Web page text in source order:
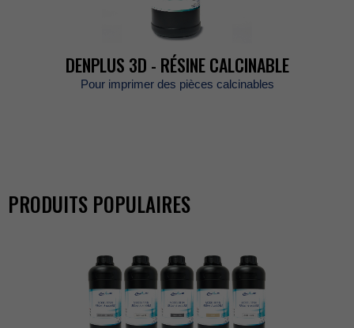
DENPLUS3D-RÉSINECALCINABLE
Pourimprimerdespiècescalcinables
PRODUITSPOPULAIRES